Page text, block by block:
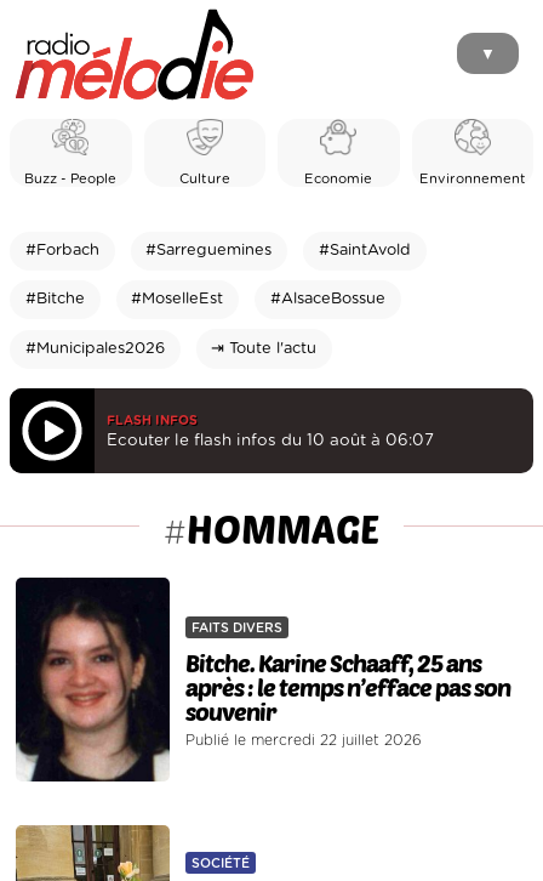
▼
Buzz - People Culture Economie Environnement
#Forbach #Sarreguemines #SaintAvold
#Bitche #MoselleEst #AlsaceBossue
#Municipales2026 ⇥ Toute l'actu
FLASH INFOS
Ecouter le flash infos du 10 août à 06:07
#HOMMAGE
FAITS DIVERS
Bitche. Karine Schaaff, 25 ans
après : le temps n’efface pas son
souvenir
Publié le mercredi 22 juillet 2026
SOCIÉTÉ